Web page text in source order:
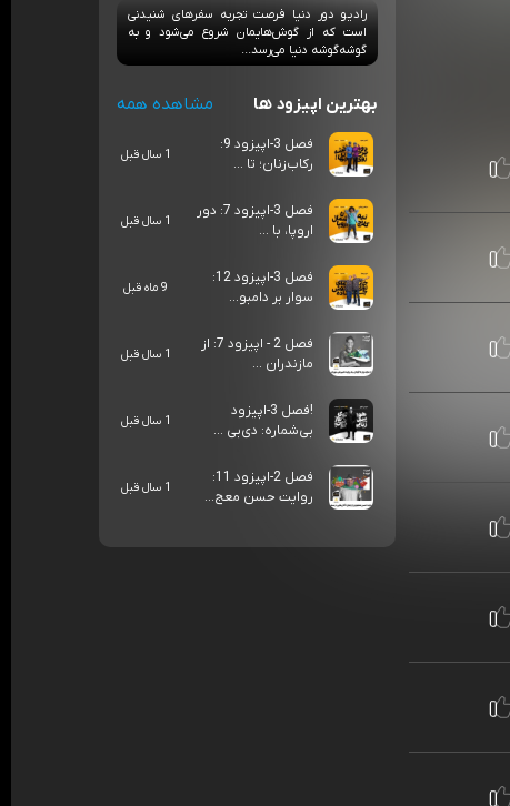
رادیو دور دنیا فرصت تجربه سفرهای شنیدنی
است که از گوش‌هایمان شروع می‌شود و به
گوشه‌گوشه دنیا می‌رسد...
بهترین اپیزود ها مشاهده همه
فصل 3-اپیزود 9:
رکاب‌زنان؛ تا ...
1 سال قبل
فصل 3-اپیزود 7: دور
اروپا، با ...
1 سال قبل
فصل 3-اپیزود 12:
سوار بر دامبو...
9 ماه قبل
فصل 2 - اپیزود 7: از
مازندران ...
1 سال قبل
!فصل 3-اپیزود
بی‌شماره: دی‌بی ...
1 سال قبل
فصل 2-اپیزود 11:
روایت حسن معج...
1 سال قبل